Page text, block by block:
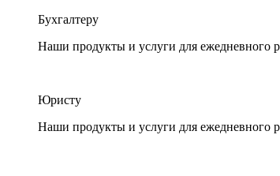
Бухгалтеру
Наши продукты и услуги для ежедневного
Юристу
Наши продукты и услуги для ежедневного